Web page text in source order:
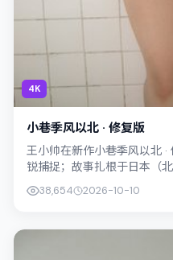
4K
小巷季风以北 · 修复版
王小帅在新作小巷季风以北
锐捕捉；故事扎根于日本（
38,654 2026-10-10